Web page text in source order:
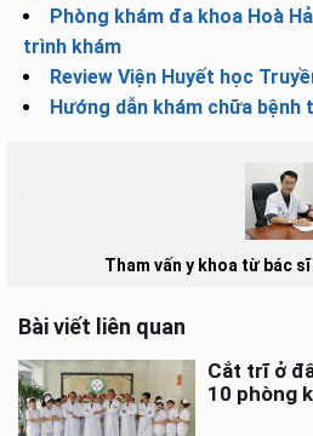
Phòng khám đa khoa Hoà
trình khám
Review Viện Huyết học
Hướng dẫn khám chữa bệnh
Tham vấn y khoa từ bác
Bài viết liên quan
Cắt trĩ ở
10 phòng